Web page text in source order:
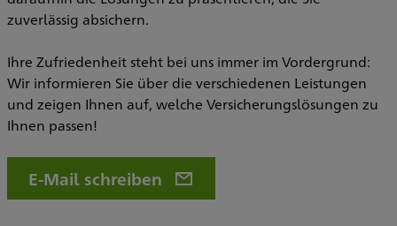
zuverlässig absichern.
Ihre Zufriedenheit steht bei uns immer im Vordergrund:
Wir informieren Sie über die verschiedenen Leistungen
und zeigen Ihnen auf, welche Versicherungslösungen zu
Ihnen passen!
E-Mail schreiben